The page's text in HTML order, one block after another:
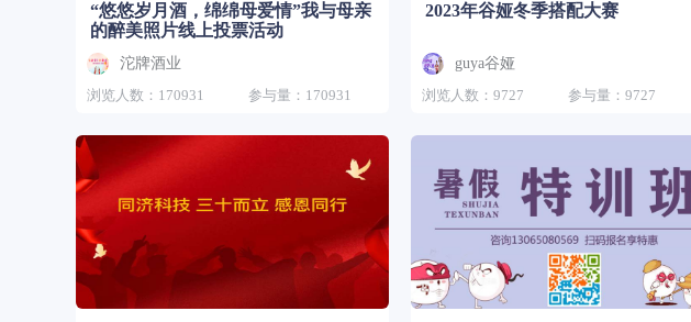
“悠悠岁月酒，绵绵母爱情”我与母亲
的醉美照片线上投票活动
沱牌酒业
浏览人数：170931
参与量：170931
2023年谷娅冬季搭配大赛
guya谷娅
浏览人数：9727
参与量：9727